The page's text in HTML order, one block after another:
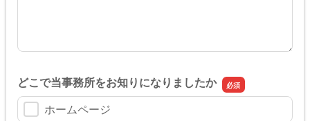
どこで当事務所をお知りになりましたか
ホームページ